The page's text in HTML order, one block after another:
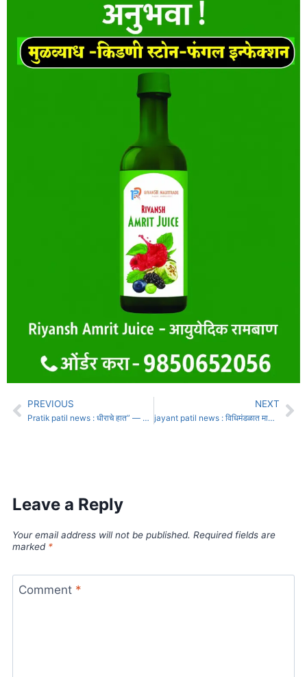
PREVIOUS
Pratik patil news : धीराचे हात” — प्रतिकदादांचा मायेचा शिडकावा
NEXT
jayant patil news : विधिमंडळात माझं हे 36 वं वर्षे, 36-37 वर्षांत असं अधिवेशन कधीच पाहिले नाही !
Leave a Reply
Your email address will not be published. Required fields are
marked *
Comment *